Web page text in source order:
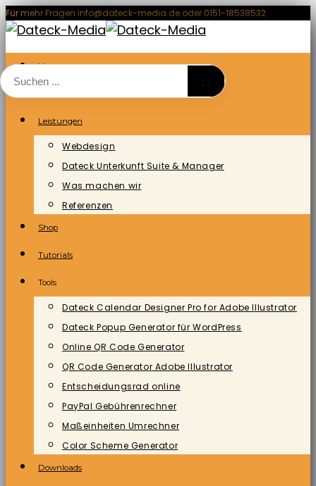
Zum
Inhalt
springen
Für mehr Fragen info@dateck-media.de oder 0151-18538532
Home
Leistungen
Webdesign
Dateck Unterkunft Suite & Manager
Was machen wir
Referenzen
Shop
Tutorials
Tools
Dateck Calendar Designer Pro for Adobe Illustrator
Dateck Popup Generator für WordPress
Online QR Code Generator
QR Code Generator Adobe Illustrator
Entscheidungsrad online
PayPal Gebührenrechner
Maßeinheiten Umrechner
Color Scheme Generator
Downloads